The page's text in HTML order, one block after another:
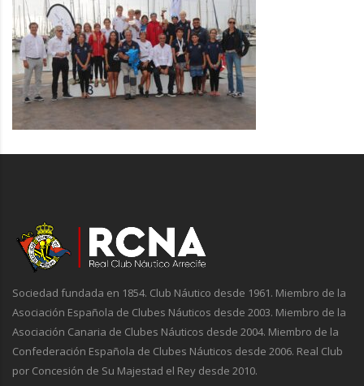
Sociedad fundada en 1854. Club Náutico desde 1961. Miembro de la
Asociación Española de Clubes Náuticos desde 2003. Miembro de la
Asociación Canaria de Clubes Náuticos desde 2004. Miembro de la
Confederación Española de Clubes Náuticos desde 2006. Real Club
por Concesión de Su Majestad el Rey desde 2010.